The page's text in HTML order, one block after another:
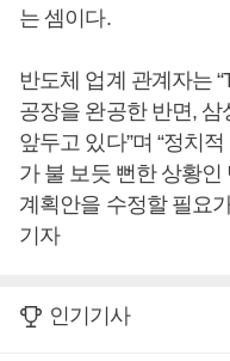
는 셈이다.
반도체 업계 관계자는
공장을 완공한 반면,
앞두고 있다”며 “정치
가 불 보듯 뻔한 상황
계획안을 수정할 필요
기자
인기기사